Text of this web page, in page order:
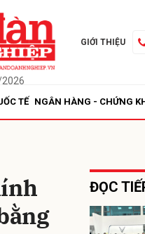
GIỚI THIỆU
TẾ NGÂN HÀNG - CHỨNG
ĐỌC